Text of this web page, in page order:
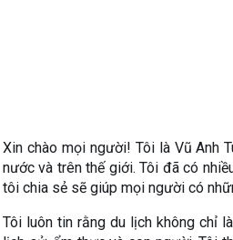
Xin chào mọi người! Tôi là Vũ Anh
nước và trên thế giới. Tôi đã có
tôi chia sẻ sẽ giúp mọi người có
Tôi luôn tin rằng du lịch không chỉ